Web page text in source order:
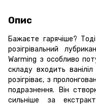
Опис
Бажаєте гарячіше?
розігрівальний
Warming з особливо
складу входить
розігріває, з
подразнення. Він
сильніше за